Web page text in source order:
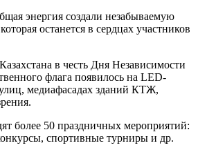
энергия создали незабываемую
останется в сердцах участников
в честь Дня Независимости
флага появилось на LED-
медиафасадах зданий КТЖ,
более 50 праздничных мероприятий:
спортивные турниры и др.